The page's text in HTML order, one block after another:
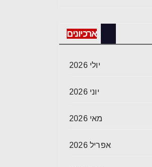
ארכיונים
יולי 2026
יוני 2026
מאי 2026
אפריל 2026